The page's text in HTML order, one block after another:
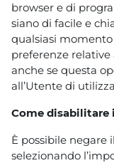
browser e di
siano di facile e
qualsiasi
preferenze
anche se questa
all’Utente di
Come disabilitare
È possibile negare
selezionando